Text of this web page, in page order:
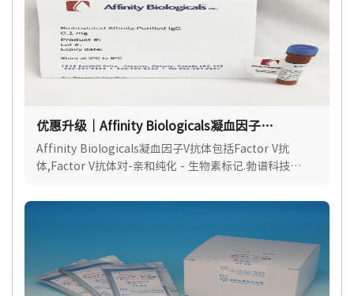
优惠升级｜Affinity Biologicals凝血因子
V（Factor V）抗体
Affinity Biologicals凝血因子V抗体包括Factor V抗
体,Factor V抗体对-亲和纯化 - 生物素标记.勃谱科技